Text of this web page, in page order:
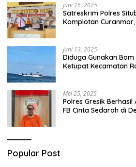
Juni 16, 2025
Satreskrim Polres
Komplotan
Juni 13, 2025
Diduga Gunakan
Ketupat Kecamatan
Mei 25, 2025
Polres Gresik
FB Cinta Sedarah di
Popular Post